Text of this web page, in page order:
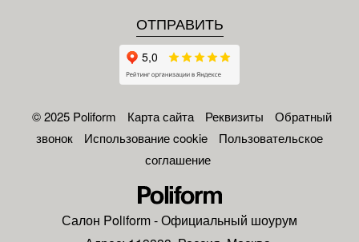
© 2025 Poliform Карта сайта Реквизиты
Обратный
звонок
Использование cookie
Пользовательское
соглашение
Салон Poliform- Официальный шоурум